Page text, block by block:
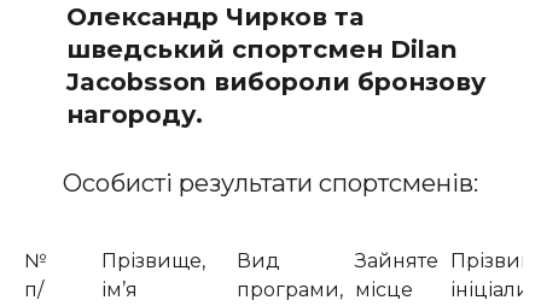
Олександр Чирков та
шведський спортсмен Dilan
Jacobsson вибороли бронзову
нагороду.
Особисті результати спортсменів:
№
п/
Прізвище,
ім’я
Вид
програми,
Зайняте
місце
ініціали